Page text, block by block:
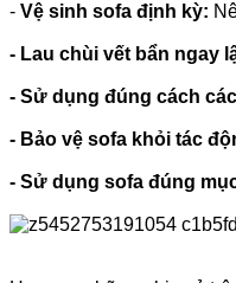
- Vệ sinh sofa định kỳ:
- Lau chùi vết bẩn ngay
- Sử dụng đúng cách
- Bảo vệ sofa khỏi tác
- Sử dụng sofa đúng